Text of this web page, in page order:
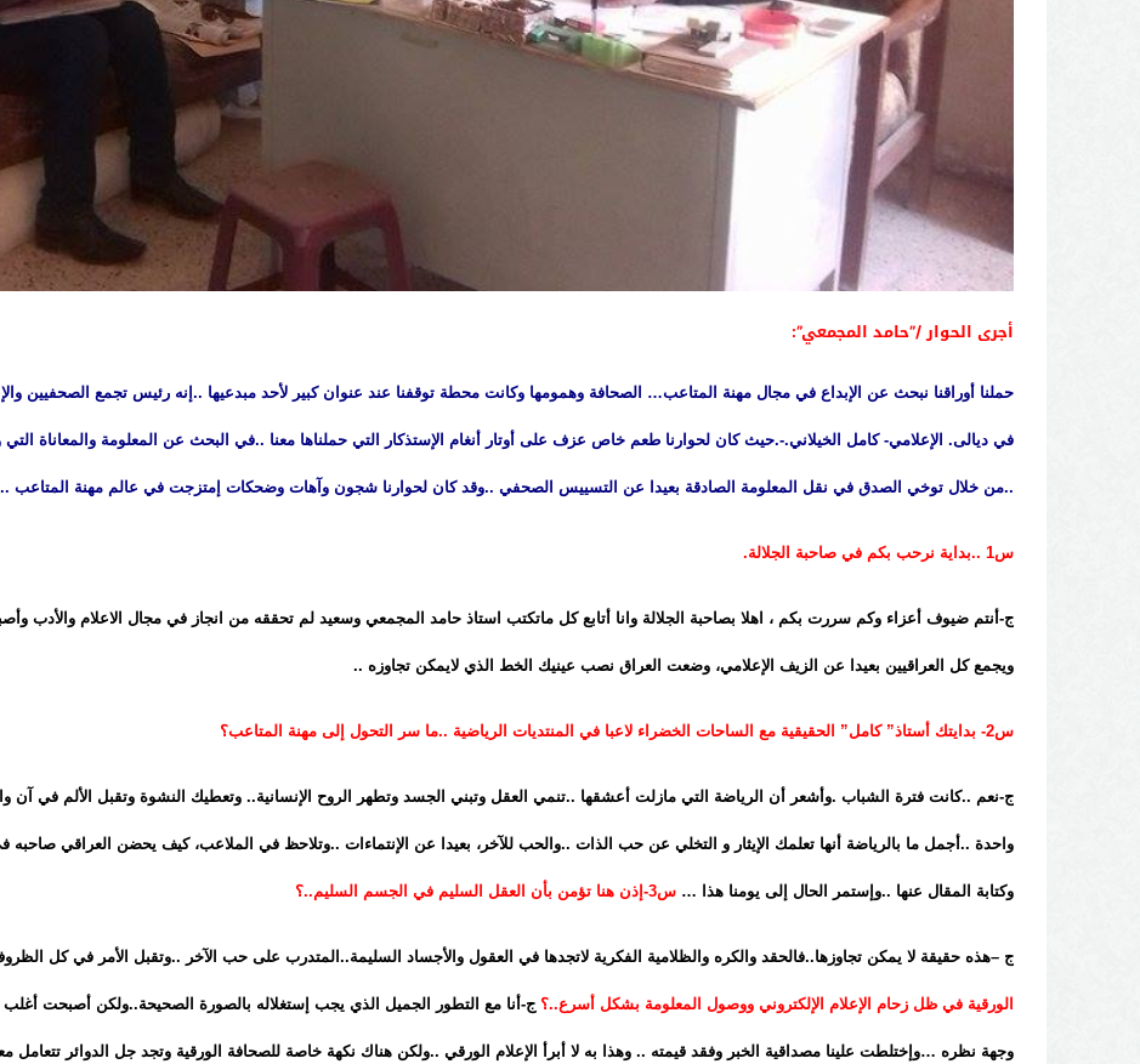
أجرى الحوار /”حامد المجمعي”:
حملنا أوراقنا نبحث عن الإبداع في مجال مهنة المتاعب… الصحافة وهمومها وكانت محطة توقفنا عند عنوان كبير لأحد مبدعيها ..إنه رئيس تجمع الصحفيين
في ديالى. الإعلامي- كامل الخيلاني.-.حيث كان لحوارنا طعم خاص عزف على أوتار أنغام الإستذكار التي حملناها معنا ..في البحث عن المعلومة والمعاناة التي
..من خلال توخي الصدق في نقل المعلومة الصادقة بعيدا عن التسييس الصحفي ..وقد كان لحوارنا شجون وآهات وضحكات إمتزجت في عالم مهنة المتاعب ..
س1 ..بداية نرحب بكم في صاحبة الجلالة.
ج-أنتم ضيوف أعزاء وكم سررت بكم ، اهلا بصاحبة الجلالة وانا أتابع كل ماتكتب استاذ حامد المجمعي وسعيد لم تحققه من انجاز في مجال الاعلام والأدب
ويجمع كل العراقيين بعيدا عن الزيف الإعلامي، وضعت العراق نصب عينيك الخط الذي لايمكن تجاوزه ..
س2- بدايتك أستاذ” كامل” الحقيقية مع الساحات الخضراء لاعبا في المنتديات الرياضية ..ما سر التحول إلى مهنة المتاعب؟
ج-نعم ..كانت فترة الشباب .وأشعر أن الرياضة التي مازلت أعشقها ..تنمي العقل وتبني الجسد وتطهر الروح الإنسانية.. وتعطيك النشوة وتقبل الألم في آن
واحدة ..أجمل ما بالرياضة أنها تعلمك الإيثار و التخلي عن حب الذات ..والحب للآخر، بعيدا عن الإنتماءات ..وتلاحظ في الملاعب، كيف يحضن العراقي صاحبه
وكتابة المقال عنها ..وإستمر الحال إلى يومنا هذا … س3-إذن هنا تؤمن بأن العقل السليم في الجسم السليم..؟
ج –هذه حقيقة لا يمكن تجاوزها..فالحقد والكره والظلامية الفكرية لاتجدها في العقول والأجساد السليمة..المتدرب على حب الآخر ..وتقبل الأمر في كل
الورقية في ظل زحام الإعلام الإلكتروني ووصول المعلومة بشكل أسرع..؟ ج-أنا مع التطور الجميل الذي يجب إستغلاله بالصورة الصحيحة..ولكن أصبحت
وجهة نظره …وإختلطت علينا مصداقية الخبر وفقد قيمته .. وهذا به لا أبرأ الإعلام الورقي ..ولكن هناك نكهة خاصة للصحافة الورقية وتجد جل الدوائر تتعامل